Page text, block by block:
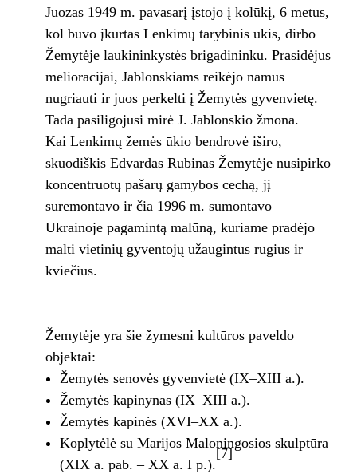
Juozas 1949 m. pavasarį įstojo į kolūkį, 6 metus,
kol buvo įkurtas Lenkimų tarybinis ūkis, dirbo
Žemytėje laukininkystės brigadininku. Prasidėjus
melioracijai, Jablonskiams reikėjo namus
nugriauti ir juos perkelti į Žemytės gyvenvietę.
Tada pasiligojusi mirė J. Jablonskio žmona.
Kai Lenkimų žemės ūkio bendrovė iširo,
skuodiškis Edvardas Rubinas Žemytėje nusipirko
koncentruotų pašarų gamybos cechą, jį
suremontavo ir čia 1996 m. sumontavo
Ukrainoje pagamintą malūną, kuriame pradėjo
malti vietinių gyventojų užaugintus rugius ir
kviečius.
Žemytėje yra šie žymesni kultūros paveldo
objektai:
Žemytės senovės gyvenvietė (IX–XIII a.).
Žemytės kapinynas (IX–XIII a.).
Žemytės kapinės (XVI–XX a.).
Koplytėlė su Marijos Maloningosios skulptūra
(XIX a. pab. – XX a. I p.).
[7]